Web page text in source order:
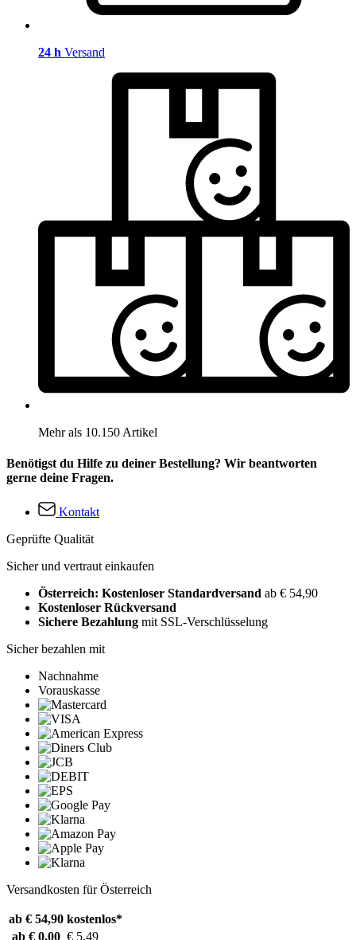
24 h Versand
Mehr als 10.150 Artikel
Benötigst du Hilfe zu deiner Bestellung? Wir beantworten
gerne deine Fragen.
Kontakt
Geprüfte Qualität
Sicher und vertraut einkaufen
Österreich: Kostenloser Standardversand ab € 54,90
Kostenloser Rückversand
Sichere Bezahlung mit SSL-Verschlüsselung
Sicher bezahlen mit
Nachnahme
Vorauskasse
Versandkosten für Österreich
ab € 54,90 kostenlos*
ab € 0,00 € 5,49